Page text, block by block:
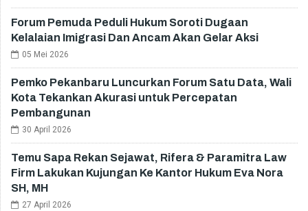
Forum Pemuda Peduli Hukum Soroti Dugaan
Kelalaian Imigrasi Dan Ancam Akan Gelar Aksi
05 Mei 2026
Pemko Pekanbaru Luncurkan Forum Satu Data, Wali
Kota Tekankan Akurasi untuk Percepatan
Pembangunan
30 April 2026
Temu Sapa Rekan Sejawat, Rifera & Paramitra Law
Firm Lakukan Kujungan Ke Kantor Hukum Eva Nora
SH, MH
27 April 2026